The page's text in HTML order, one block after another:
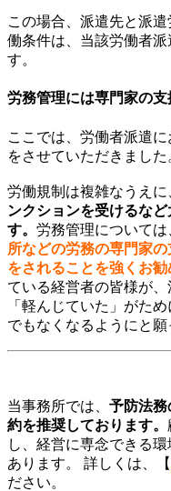
この場合、派遣先と派
働条件は、当該労働者
す。
労務管理には専門家の支
ここでは、労働者派遣
をさせていただきました
労働規制は複雑なうえに
ンクションを受けるな
す。 労務管理については
所などの労務の専門家
をされることを強くお勧
ている経営者の皆様が
「軽んじていた」がた
でもなくなるようにと願
当事務所では、 予防法務
約を推奨しております。
し、経営に専念できる
あります。 詳しくは、【
ださい。